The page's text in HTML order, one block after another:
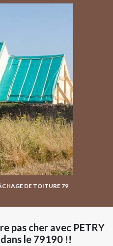
DE TOITURE 79
pas cher avec PETRY
le 79190 !!